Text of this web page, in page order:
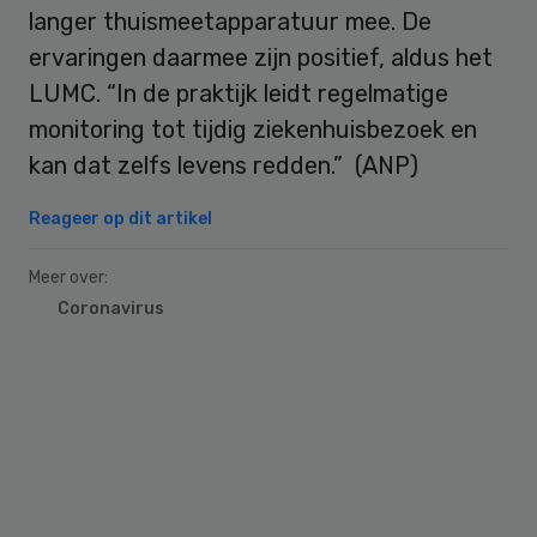
langer thuismeetapparatuur mee. De
ervaringen daarmee zijn positief, aldus het
LUMC. “In de praktijk leidt regelmatige
monitoring tot tijdig ziekenhuisbezoek en
kan dat zelfs levens redden.” (ANP)
Reageer op dit artikel
Meer over:
Coronavirus